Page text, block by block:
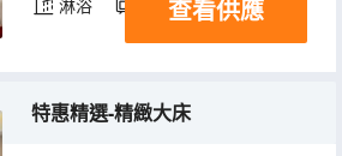
查看供應
特惠精選-精緻大床